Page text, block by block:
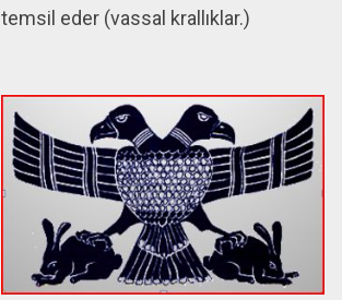
temsil eder (vassal krallıklar.)